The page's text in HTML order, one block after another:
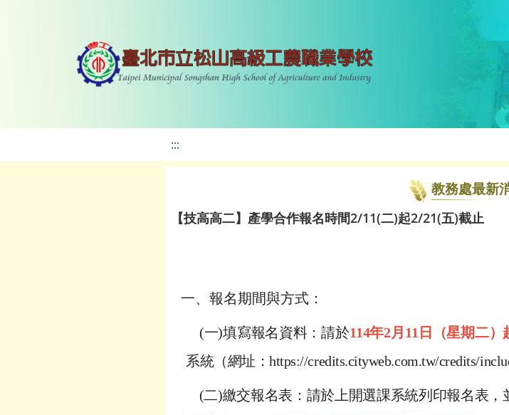
:::
教務處最新
【技高高二】產學合作報名時間2/11(二)起2/21(五)截止
一、報名期間與方式：
(一)填寫報名資料：請於114年2月 11 日（星期二）
系統（網址：https://credits.cityweb.com.tw/credits/
(二)繳交報名表：請於上開選課系統列印報名表，